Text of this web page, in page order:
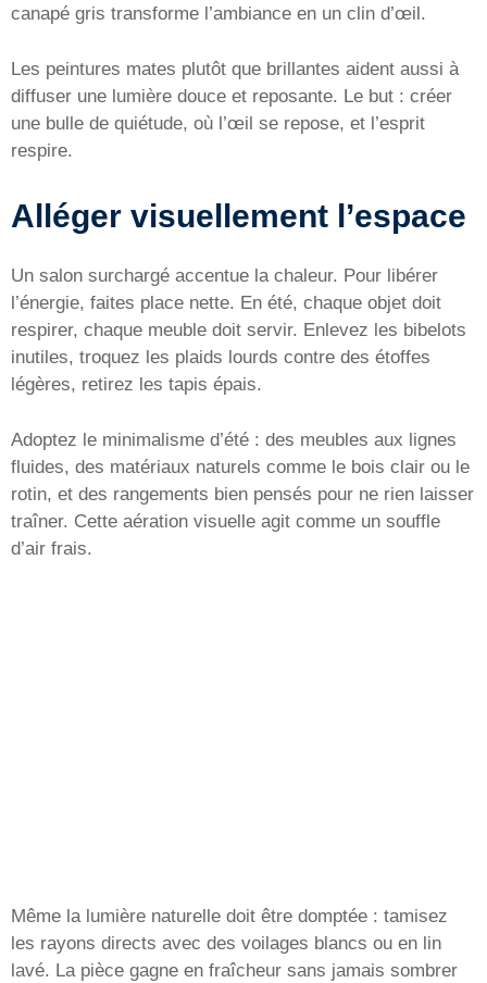
canapé gris transforme l’ambiance en un clin d’œil.
Les peintures mates plutôt que brillantes aident aussi à
diffuser une lumière douce et reposante. Le but : créer
une bulle de quiétude, où l’œil se repose, et l’esprit
respire.
Alléger visuellement l’espace
Un salon surchargé accentue la chaleur. Pour libérer
l’énergie, faites place nette. En été, chaque objet doit
respirer, chaque meuble doit servir. Enlevez les bibelots
inutiles, troquez les plaids lourds contre des étoffes
légères, retirez les tapis épais.
Adoptez le minimalisme d’été : des meubles aux lignes
fluides, des matériaux naturels comme le bois clair ou le
rotin, et des rangements bien pensés pour ne rien laisser
traîner. Cette aération visuelle agit comme un souffle
d’air frais.
Même la lumière naturelle doit être domptée : tamisez
les rayons directs avec des voilages blancs ou en lin
lavé. La pièce gagne en fraîcheur sans jamais sombrer